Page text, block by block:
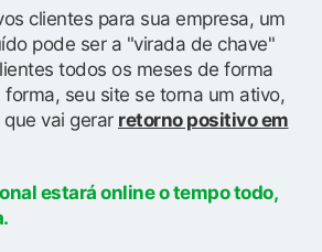
clientes para sua empresa, um
pode ser a "virada de chave"
todos os meses de forma
forma, seu site se torna um ativo,
vai gerar retorno positivo em
estará online o tempo todo,